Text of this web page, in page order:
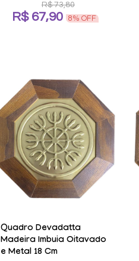
R$ 73,80
R$ 67,90 8% OFF
Quadro Devadatta
Madeira Imbuia Oitavado
e Metal 18 Cm